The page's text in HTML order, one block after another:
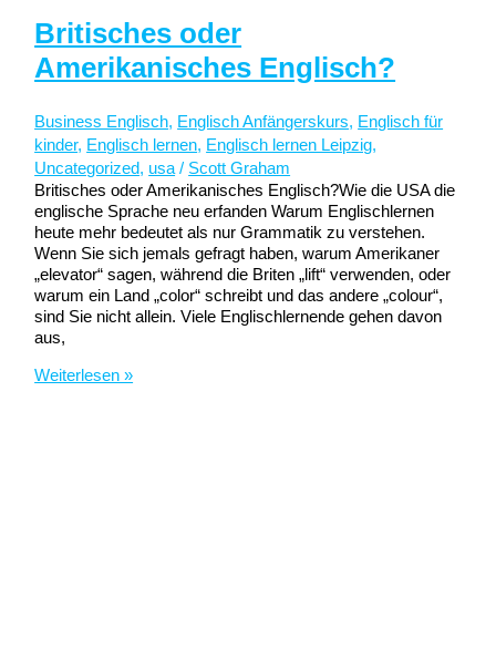
Britisches oder
Amerikanisches Englisch?
Business Englisch, Englisch Anfängerskurs, Englisch für
kinder, Englisch lernen, Englisch lernen Leipzig,
Uncategorized, usa / Scott Graham
Britisches oder Amerikanisches Englisch?Wie die USA die
englische Sprache neu erfanden Warum Englischlernen
heute mehr bedeutet als nur Grammatik zu verstehen.
Wenn Sie sich jemals gefragt haben, warum Amerikaner
„elevator“ sagen, während die Briten „lift“ verwenden, oder
warum ein Land „color“ schreibt und das andere „colour“,
sind Sie nicht allein. Viele Englischlernende gehen davon
aus,
Britisches
Weiterlesen »